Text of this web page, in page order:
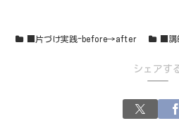
■片づけ実践-before→after ■講
シェアす